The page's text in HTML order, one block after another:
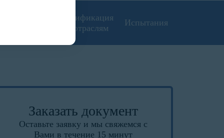
Сертификация
по отраслям
Испытания
Заказать документ
Оставьте заявку и мы свяжемся с
Вами в течение 15 минут